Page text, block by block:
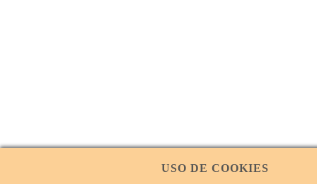
USO DE COOKIES